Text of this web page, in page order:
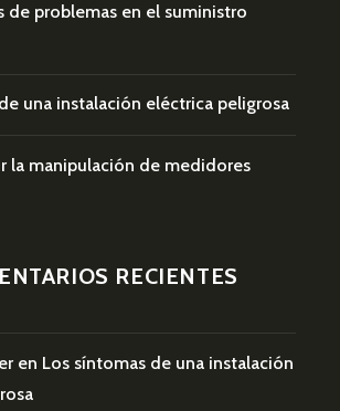
de problemas en el suministro
una instalación eléctrica peligrosa
la manipulación de medidores
RECIENTES
en Los síntomas de una instalación